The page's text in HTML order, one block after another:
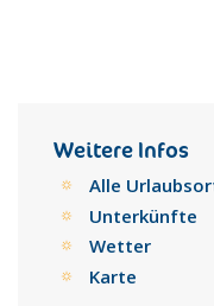
Weitere Infos
Alle
Unterkünfte
Wetter
Karte